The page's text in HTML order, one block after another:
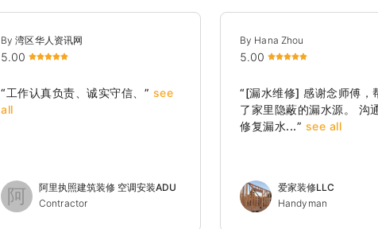
By 湾区华人资讯网
5.00
“工作认真负责、诚实守信、” see
all
阿
阿里执照建筑装修 空调安装ADU
房屋翻新
Contractor
By Hana Zhou
5.00
“[漏水维修] 感谢念师傅，
了家里隐蔽的漏水源。 沟
修复漏水...” see all
爱家装修LLC
Handyman